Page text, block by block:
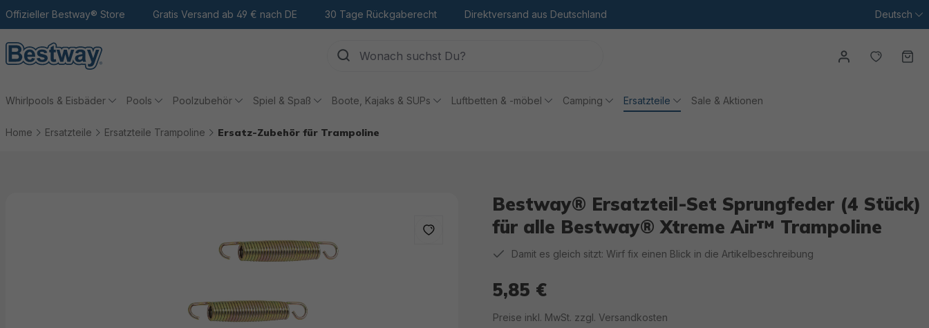
Hauptinhalt
Zur Suche
Zur Hauptnavigation
Offizieller Bestway® Store Gratis Versand ab 49 € nach DE 30 Tage Rückgaberecht Direktversand aus Deutschland Deutsch
Du
Whirlpools & Eisbäder Pools Poolzubehör Spiel & Spaß Boote, Kajaks & SUPs Luftbetten & -möbel Camping Ersatzteile Sale & Aktionen
Home Ersatzteile Ersatzteile Trampoline Ersatz-Zubehör für Trampoline
Bestway® Ersatzteil-Set Sprungfeder (4 Stück)
für alle Bestway® Xtreme Air™ Trampoline
Damit es gleich sitzt: Wirf fix einen Blick in die Artikelbeschreibung
5,85 €
Preise inkl. MwSt. zzgl. Versandkosten